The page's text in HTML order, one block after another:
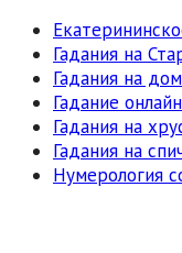
Гадания на
Гадания на
Гадание
Гадания на
Гадания на
Нумерология